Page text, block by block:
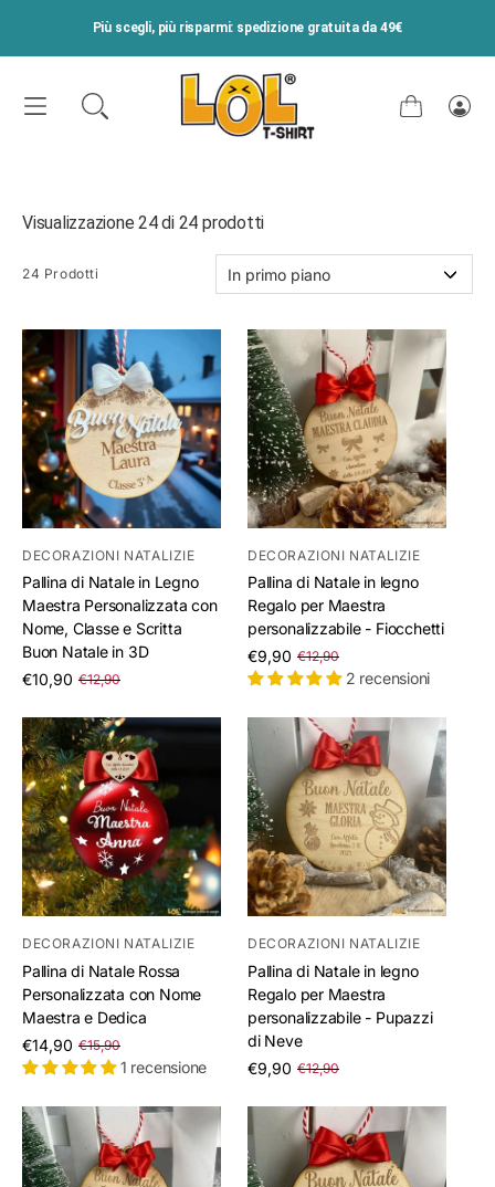
Più scegli, più risparmi: spedizione gratuita da 49€
Carrello
Visualizzazione 24 di 24 prodotti
24 Prodotti
DECORAZIONI NATALIZIE
Pallina di Natale in Legno
Maestra Personalizzata con
Nome, Classe e Scritta
Buon Natale in 3D
€10,90 €12,90
/
DECORAZIONI NATALIZIE
Pallina di Natale in legno
Regalo per Maestra
personalizzabile - Fiocchetti
€9,90 €12,90
/
per
2 recensioni
DECORAZIONI NATALIZIE
Pallina di Natale Rossa
Personalizzata con Nome
Maestra e Dedica
€14,90 €15,90
/
per
1 recensione
DECORAZIONI NATALIZIE
Pallina di Natale in legno
Regalo per Maestra
personalizzabile - Pupazzi
di Neve
€9,90 €12,90
/